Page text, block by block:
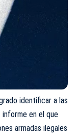
identificar a las
informe en el que
armadas ilegales